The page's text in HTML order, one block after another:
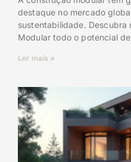
destaque no mercado
sustentabilidade. Descubra
Modular todo o potencial
Ler mais »